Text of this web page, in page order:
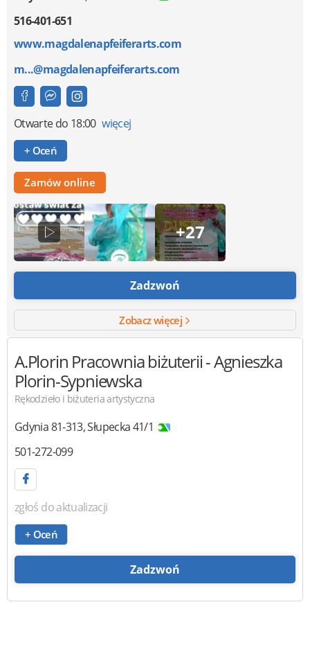
516-401-651
www.magdalenapfeiferarts.com
m...@magdalenapfeiferarts.com
Otwartedo 18:00 więcej
+ Oceń
Zamów online
+27
Zadzwoń
Zobacz więcej
A.Plorin Pracownia biżuterii - Agnieszka
Plorin-Sypniewska
Rękodzieło i biżuteria artystyczna
Gdynia81-313,Słupecka 41/1
501-272-099
zgłoś do aktualizacji
+ Oceń
Zadzwoń